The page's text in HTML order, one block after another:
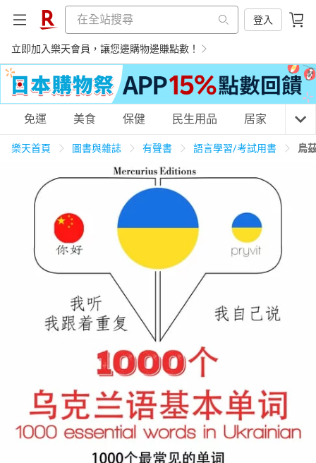
登入
立即加入樂天會員，讓您邊購物邊賺點數！
購物網分類
天天免運 美食蛋糕 養生保健 民生用品
居家生活 3C家電 運動休閒 親子玩具
男裝 化妝保養 情趣用品
電子/紙本書
HOT
免運 美食 保健 民生用品 居家 3C
樂天首頁 圖書與雜誌 有聲書 語言學習/考試用書 烏